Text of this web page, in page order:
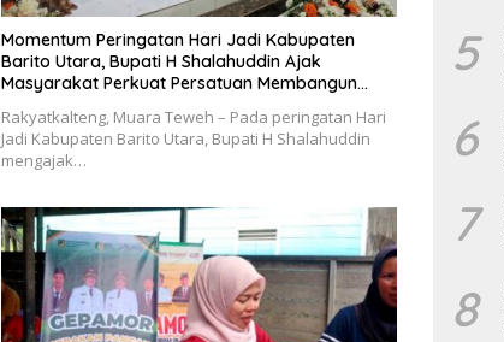
Momentum Peringatan Hari Jadi Kabupaten
Barito Utara, Bupati H Shalahuddin Ajak
Masyarakat Perkuat Persatuan Membangun
Rakyatkalteng, Muara Teweh – Pada peringatan Hari
Jadi Kabupaten Barito Utara, Bupati H Shalahuddin
mengajak…
5
6
7
8